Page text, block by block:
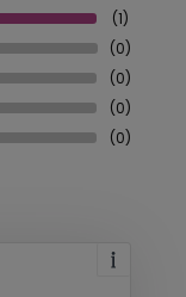
(1)
(0)
(0)
(0)
(0)